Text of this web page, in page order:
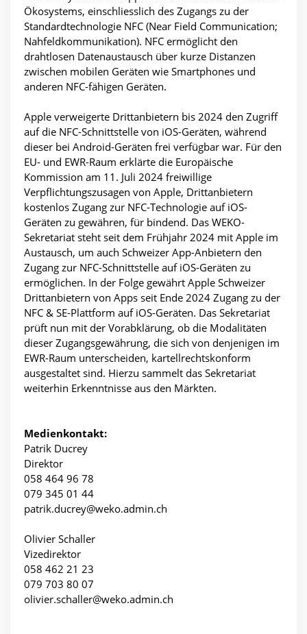
Ökosystems, einschliesslich des Zugangs zu der
Standardtechnologie NFC (Near Field Communication;
Nahfeldkommunikation). NFC ermöglicht den
drahtlosen Datenaustausch über kurze Distanzen
zwischen mobilen Geräten wie Smartphones und
anderen NFC-fähigen Geräten.
Apple verweigerte Drittanbietern bis 2024 den Zugriff
auf die NFC-Schnittstelle von iOS-Geräten, während
dieser bei Android-Geräten frei verfügbar war. Für den
EU- und EWR-Raum erklärte die Europäische
Kommission am 11. Juli 2024 freiwillige
Verpflichtungszusagen von Apple, Drittanbietern
kostenlos Zugang zur NFC-Technologie auf iOS-
Geräten zu gewähren, für bindend. Das WEKO-
Sekretariat steht seit dem Frühjahr 2024 mit Apple im
Austausch, um auch Schweizer App-Anbietern den
Zugang zur NFC-Schnittstelle auf iOS-Geräten zu
ermöglichen. In der Folge gewährt Apple Schweizer
Drittanbietern von Apps seit Ende 2024 Zugang zu der
NFC & SE-Plattform auf iOS-Geräten. Das Sekretariat
prüft nun mit der Vorabklärung, ob die Modalitäten
dieser Zugangsgewährung, die sich von denjenigen im
EWR-Raum unterscheiden, kartellrechtskonform
ausgestaltet sind. Hierzu sammelt das Sekretariat
weiterhin Erkenntnisse aus den Märkten.
Medienkontakt:
Patrik Ducrey
Direktor
058 464 96 78
079 345 01 44
patrik.ducrey@weko.admin.ch
Olivier Schaller
Vizedirektor
058 462 21 23
079 703 80 07
olivier.schaller@weko.admin.ch